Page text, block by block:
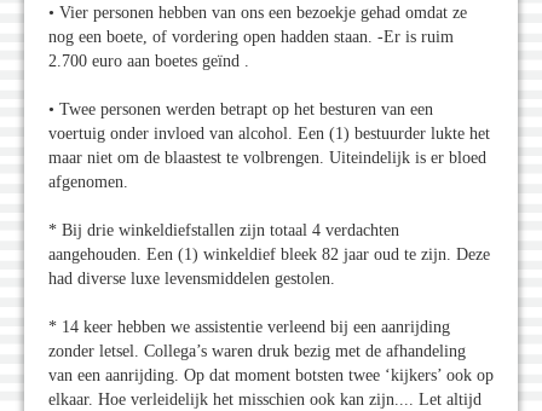
• Vier personen hebben van ons een bezoekje gehad omdat ze
nog een boete, of vordering open hadden staan. -Er is ruim
2.700 euro aan boetes geïnd .
• Twee personen werden betrapt op het besturen van een
voertuig onder invloed van alcohol. Een (1) bestuurder lukte het
maar niet om de blaastest te volbrengen. Uiteindelijk is er bloed
afgenomen.
* Bij drie winkeldiefstallen zijn totaal 4 verdachten
aangehouden. Een (1) winkeldief bleek 82 jaar oud te zijn. Deze
had diverse luxe levensmiddelen gestolen.
* 14 keer hebben we assistentie verleend bij een aanrijding
zonder letsel. Collega’s waren druk bezig met de afhandeling
van een aanrijding. Op dat moment botsten twee ‘kijkers’ ook op
elkaar. Hoe verleidelijk het misschien ook kan zijn.... Let altijd